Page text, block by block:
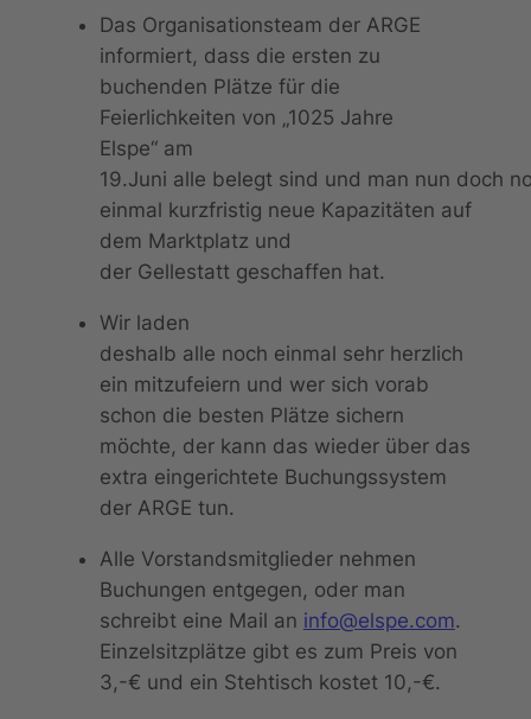
Das Organisationsteam der ARGE
informiert, dass die ersten zu
buchenden Plätze für die
Feierlichkeiten von „1025 Jahre
Elspe“ am
19.Juni alle belegt sind und man nun doch
einmal kurzfristig neue Kapazitäten auf
dem Marktplatz und
der Gellestatt geschaffen hat.
Wir laden
deshalb alle noch einmal sehr herzlich
ein mitzufeiern und wer sich vorab
schon die besten Plätze sichern
möchte, der kann das wieder über das
extra eingerichtete Buchungssystem
der ARGE tun.
Alle Vorstandsmitglieder nehmen
Buchungen entgegen, oder man
schreibt eine Mail an info@elspe.com.
Einzelsitzplätze gibt es zum Preis von
3,-€ und ein Stehtisch kostet 10,-€.